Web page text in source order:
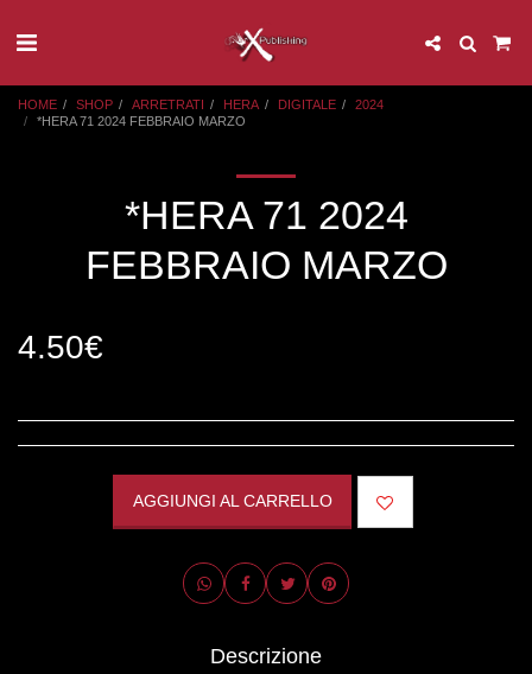
HOME SHOP ARRETRATI HERA DIGITALE
2024
*HERA 71 2024 FEBBRAIO MARZO
*HERA 71 2024
FEBBRAIO MARZO
4.50€
AGGIUNGI AL CARRELLO
Descrizione